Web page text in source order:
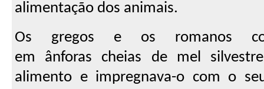
alimentação dos animais.
Os gregos e os romanos
em ânforas cheias de mel
alimento e impregnava-o com o